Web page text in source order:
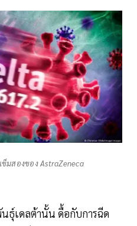
ข็มสองของ AstraZeneca
ธุ์เดลต้านั้น ดื้อกับการฉีด